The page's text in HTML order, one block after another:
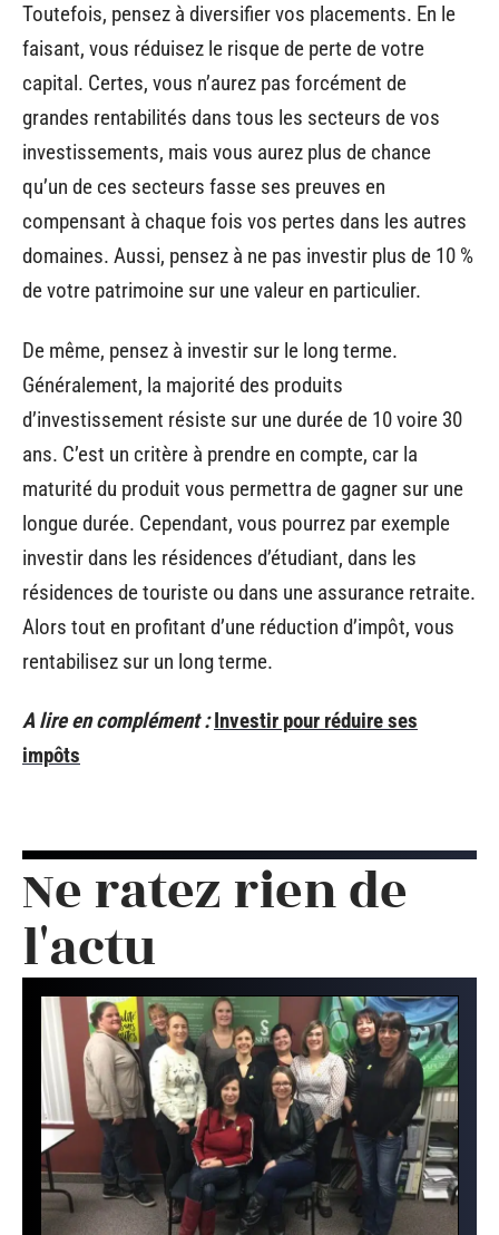
Toutefois, pensez à diversifier vos placements. En le
faisant, vous réduisez le risque de perte de votre
capital. Certes, vous n’aurez pas forcément de
grandes rentabilités dans tous les secteurs de vos
investissements, mais vous aurez plus de chance
qu’un de ces secteurs fasse ses preuves en
compensant à chaque fois vos pertes dans les autres
domaines. Aussi, pensez à ne pas investir plus de 10 %
de votre patrimoine sur une valeur en particulier.
De même, pensez à investir sur le long terme.
Généralement, la majorité des produits
d’investissement résiste sur une durée de 10 voire 30
ans. C’est un critère à prendre en compte, car la
maturité du produit vous permettra de gagner sur une
longue durée. Cependant, vous pourrez par exemple
investir dans les résidences d’étudiant, dans les
résidences de touriste ou dans une assurance retraite.
Alors tout en profitant d’une réduction d’impôt, vous
rentabilisez sur un long terme.
A lire en complément : Investir pour réduire ses
impôts
Ne ratez rien de
l'actu